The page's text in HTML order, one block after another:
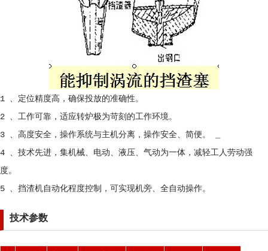
1 、定位精度高，确保投放的准确性。
2 、工作可靠，适应转炉极为苛刻的工作环境。
3 、高度安全，操作系统与主机分离，操作安全、简便。 _
4 、技术先进，集机械、电动、液压、气动为一体，减轻工人劳动强
度。
5 、挡渣机自动化程度控制，可实现机旁、全自动操作。
技术参数